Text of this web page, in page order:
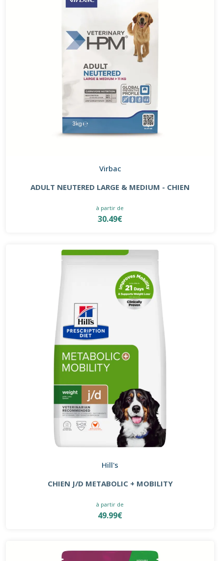
Virbac
ADULT NEUTERED LARGE & MEDIUM - CHIEN
à partir de
30.49€
Hill's
CHIEN J/D METABOLIC + MOBILITY
à partir de
49.99€